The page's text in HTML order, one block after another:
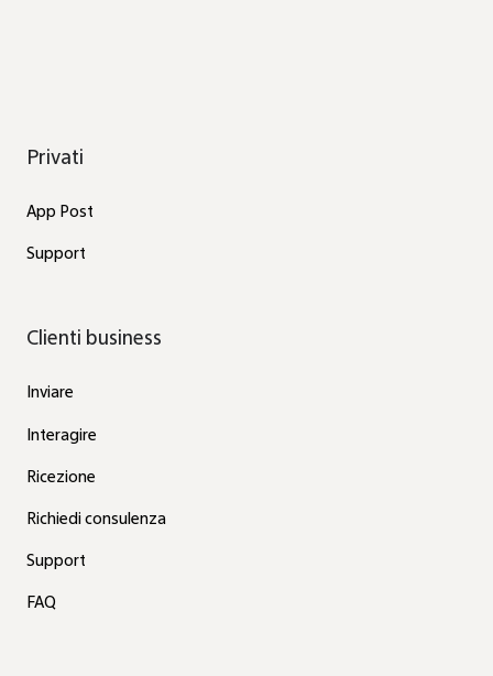
Privati
App Post
Support
Clienti business
Inviare
Interagire
Ricezione
Richiedi consulenza
Support
FAQ